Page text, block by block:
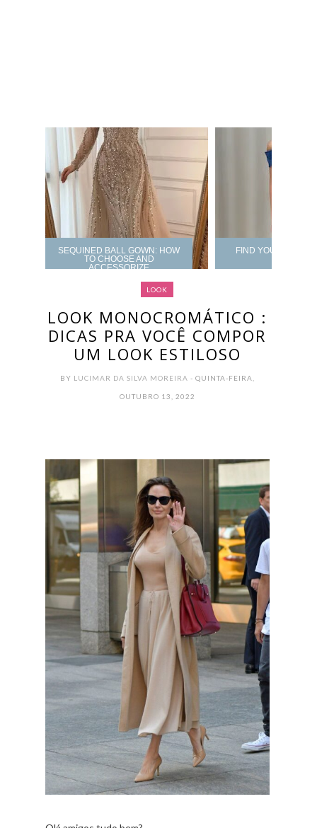
SEQUINED BALL GOWN: HOW
TO CHOOSE AND
ACCESSORIZE
FIND YOUR PROM
LOOK
LOOK MONOCROMÁTICO :
DICAS PRA VOCÊ COMPOR
UM LOOK ESTILOSO
BY LUCIMAR DA SILVA MOREIRA - QUINTA-FEIRA,
OUTUBRO 13, 2022